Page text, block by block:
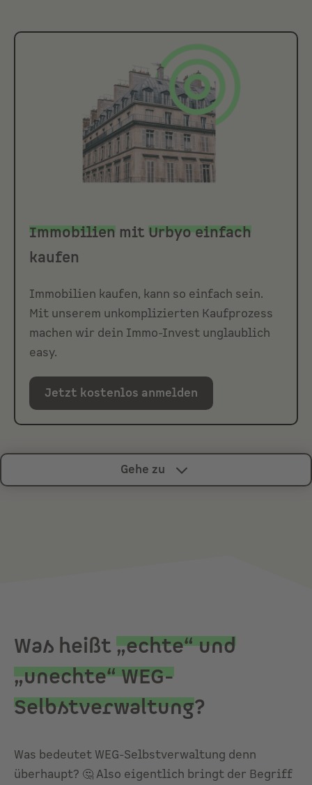
Immobilien mit Urbyo einfach
kaufen
Immobilien kaufen, kann so einfach sein.
Mit unserem unkomplizierten Kaufprozess
machen wir dein Immo-Invest unglaublich
easy.
Jetzt kostenlos anmelden
Gehe zu
Was heißt„echte“ und
„unechte“ WEG-
Selbstverwaltung?
Was bedeutet WEG-Selbstverwaltung denn
überhaupt? 🤔 Also eigentlich bringt der Begriff